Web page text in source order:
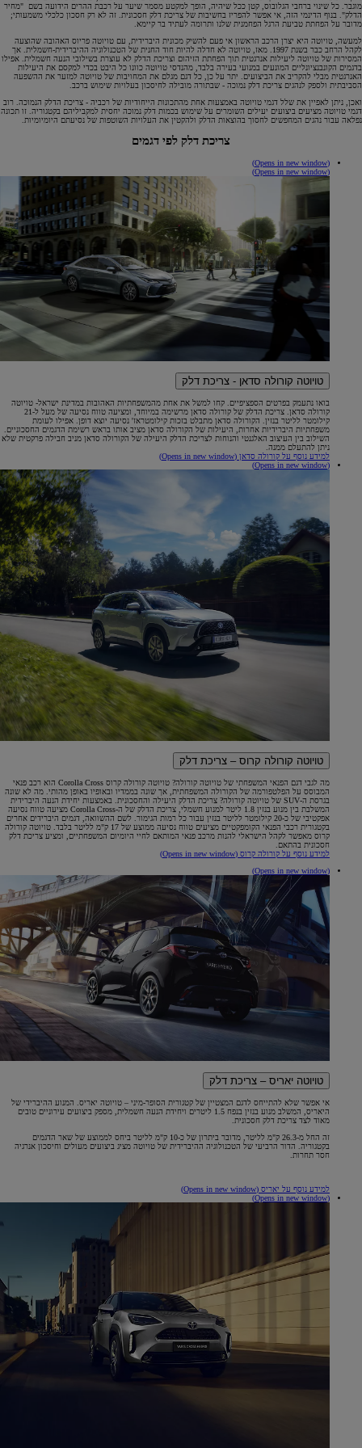
מוגבר. כל שינוי ברחבי הגלובוס, קטן ככל שיהיה, הופך למקטע מסמר שיער על רכבת ההרים הידועה בשם "מחיר
הדלק". בנוף הדינמי הזה, אי אפשר להפריז בחשיבות של צריכת דלק חסכונית. זה לא רק חסכון כלכלי משמעותי;
מדובר על הפחתת טביעת הרגל הפחמנית שלנו ותרומה לעתיד בר קיימא.
למעשה, טויוטה היא יצרן הרכב הראשון אי פעם להשיק מכונית היברידית, עם טויוטה פריוס האהובה שהוצעה
לקהל הרחב כבר בשנת 1997. מאז, טויוטה לא חדלה להיות חוד החנית של הטכנולוגיה ההיברידית-חשמלית. אך
המסירות של טויוטה ליעילות אנרגטית תוך הפחתת הזיהום וצריכת הדלק לא עוצרת בשילובי הנעה חשמלית. אפילו
בדגמים הקונבנציונליים המונעים במנועי בעירה בלבד, מהנדסי טויוטה כוונו כל היבט בכדי למקסם את היעילות
האנרגטית מבלי להקריב את הביצועים. יתר על כן, כל דגם מגלם את המחויבות של טויוטה למזער את ההשפעה
הסביבתית ולספק לנהגים צריכת דלק נמוכה - שבתורה מובילה לחיסכון בעלויות שימוש ברכב.
ואכן, ניתן לאפיין את שלל דגמי טויוטה באמצעות אחת מהתכונות הייחודיות של רכביה - צריכת הדלק הנמוכה. רוב
דגמי טויוטה מציעים ביצועים יעילים השומרים על שימוש בכמות דלק נמוכה יחסית למקביליהם בקטגוריה. זו תכונה
נפלאה עבור נהגים המחפשים לחסוך בהוצאות הדלק ולהקטין את העלויות השוטפות של נסיעתם היומיומיות.
צריכת דלק לפי דגמים
(Opens in new window)
(Opens in new window)
טויוטה קורולה סדאן - צריכת דלק
בואו נתעמק בפרטים הספציפיים. קחו למשל את אחת מהמשפחתיות האהובות במדינת ישראל- טויוטה
קורולה סדאן. צריכת הדלק של קורולה סדאן מרשימה במיוחד, ומציעה טווח נסיעה של מעל ל-21
קילומטר לליטר בנזין. הקורולה סדאן מתבלט בזכות קילומטראז' נסיעה יוצא דופן. אפילו לעומת
משפחתיות היברידיות אחרות, היעילות של הקורולה סדאן מציב אותו בראש רשימת הדגמים החסכוניים.
השילוב בין העיצוב האלגנטי והנוחות לצריכת הדלק היעילה של הקורולה סדאן מניב חבילה פרקטית שלא
ניתן להתעלם ממנה.
למידע נוסף על קורולה סדאן (Opens in new window)
(Opens in new window)
טויוטה קורולה קרוס – צריכת דלק
מה לגבי דגם הפנאי המשפחתי של טויוטה קורולה? טויוטה קורולה קרוס Corolla Cross הוא רכב פנאי
המבוסס על הפלטפורמה של הקורולה המשפחתית, אך שונה בממדיו ובאופיו באופן מהותי. מה לא שונה
בגרסת ה-SUV של טויוטה קורולה? צריכת הדלק היעילה והחסכונית. באמצעות יחידת הנעה היברידית
המשלבת בין מנוע בנזין 1.8 ליטר למנוע חשמלי, צריכת הדלק של ה-Corolla Cross מציעה טווח נסיעה
אפקטיבי של כ-20 קילומטר לליטר בנזין עבור כל רמות הגימור. לשם ההשוואה, דגמים היברידים אחרים
בקטגורית רכבי הפנאי הקומפקטיים מציעים טווח נסיעה ממוצע של 17 ק"מ לליטר בלבד. טויוטה קורולה
קרוס מאפשר לקהל הישראלי להנות מרכב פנאי המותאם לחיי היומיום המשפחתיים, ומציע צריכת דלק
חסכונית בהתאם.
למידע נוסף על קורולה קרוס (Opens in new window)
(Opens in new window)
טויוטה יאריס – צריכת דלק
אי אפשר שלא להתייחס לדגם המצטיין של קטגורית הסופר-מיני – טויוטה יאריס. המנוע ההיברידי של
היאריס, המשלב מנוע בנזין בנפח 1.5 ליטרים ויחידת הנעה חשמלית, מספק ביצועים עירוניים טובים
מאוד לצד צריכת דלק חסכונית.
זה החל מ-26.3 ק"מ לליטר, מדובר ביתרון של כ-10 ק"מ לליטר ביחס לממוצע של שאר הדגמים
בקטגוריה. הדור הרביעי של הטכנולוגיה ההיברידית של טויוטה מציג ביצועים מעולים וחיסכון אנרגיה
חסר תחרות.
למידע נוסף על יאריס (Opens in new window)
(Opens in new window)